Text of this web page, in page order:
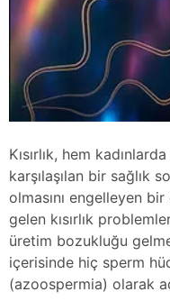
Kısırlık, hem
karşılaşılan bir sağlık
olmasını engelleyen
gelen kısırlık
üretim bozukluğu
içerisinde hiç sperm
(azoospermia) olarak